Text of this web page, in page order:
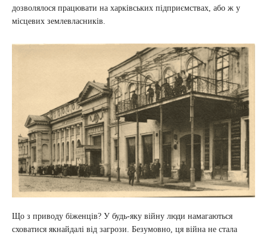
дозволялося працювати на харківських підприємствах, або ж у
місцевих землевласників.
Що з приводу біженців? У будь-яку війну люди намагаються
сховатися якнайдалі від загрози. Безумовно, ця війна не стала